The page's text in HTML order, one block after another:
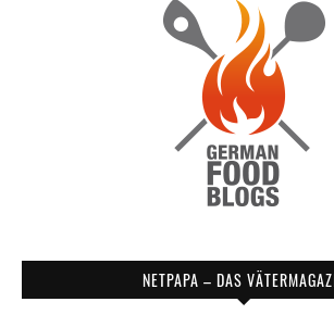
NETPAPA – DAS